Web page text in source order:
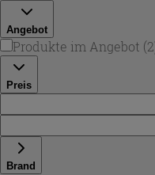
Angebot
Produkte im Angebot (2
Preis
Brand